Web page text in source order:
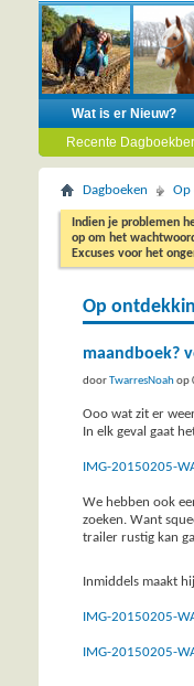
Wat is er Nieuw?
Recente
Dagboeken Op
Indien je problemen
op om het
Excuses voor het
Op
maandboek?
doorTwarresNoahop
Ooo wat zit er
In elk geval gaat
IMG-20150205-
We hebben ook
zoeken. Want
trailer rustig kan
Inmiddels maakt
IMG-20150205-
IMG-20150205-